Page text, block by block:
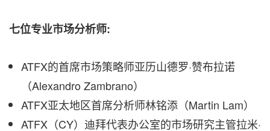
七位专业市场分析师:
ATFX的首席市场策略师亚历山德罗·赞布拉诺
（Alexandro Zambrano）
ATFX亚太地区首席分析师林铭添（Martin Lam）
ATFX（CY）迪拜代表办公室的市场研究主管拉米·